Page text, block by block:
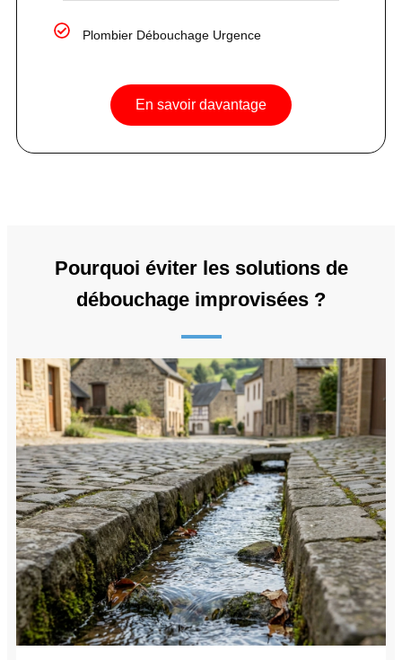
Plombier Débouchage Urgence
En savoir davantage
Pourquoi éviter les solutions de
débouchage improvisées ?